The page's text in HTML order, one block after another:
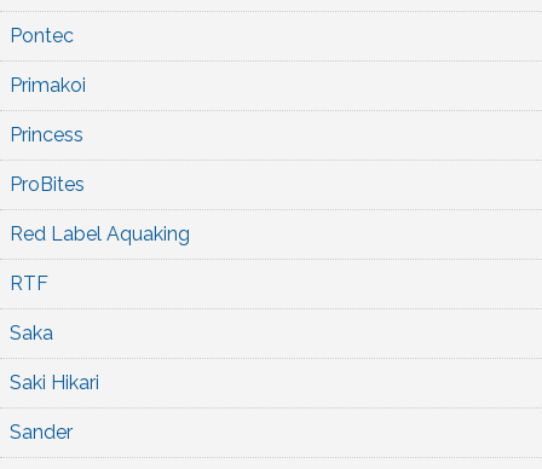
Pontec
Primakoi
Princess
ProBites
Red Label Aquaking
RTF
Saka
Saki Hikari
Sander